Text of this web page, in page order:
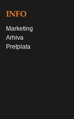
INFO
Marketing
Arhiva
Pretplata